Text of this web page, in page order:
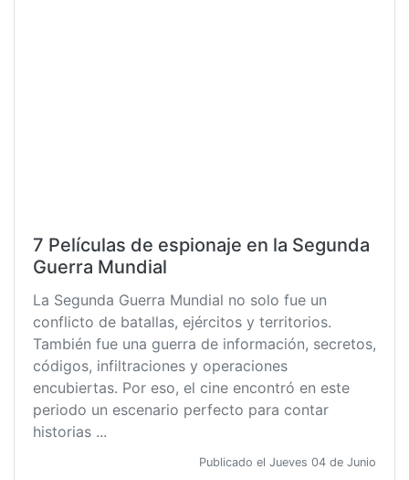
7 Películas de espionaje en la Segunda
Guerra Mundial
La Segunda Guerra Mundial no solo fue un
conflicto de batallas, ejércitos y territorios.
También fue una guerra de información, secretos,
códigos, infiltraciones y operaciones
encubiertas. Por eso, el cine encontró en este
periodo un escenario perfecto para contar
historias ...
Publicado el Jueves 04 de Junio